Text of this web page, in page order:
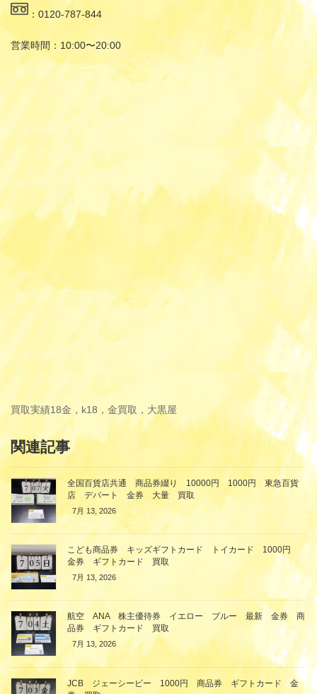
：0120-787-844
営業時間：10:00〜20:00
買取実績18金，k18，金買取，大黒屋
関連記事
全国百貨店共通 商品券綴り 10000円 1000円 東急百貨
店 デパート 金券 大量 買取
7月 13, 2026
こども商品券 キッズギフトカード トイカード 1000円
金券 ギフトカード 買取
7月 13, 2026
航空 ANA 株主優待券 イエロー ブルー 最新 金券 商
品券 ギフトカード 買取
7月 13, 2026
JCB ジェーシービー 1000円 商品券 ギフトカード 金